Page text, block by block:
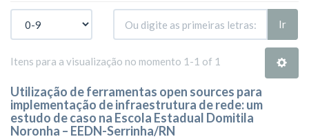
Ir
Itens para a visualização no momento 1-1 of 1
Utilização de ferramentas open sources para
implementação de infraestrutura de rede: um
estudo de caso na Escola Estadual Domitila
Noronha – EEDN-Serrinha/RN